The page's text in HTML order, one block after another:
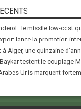
: le missile low-cost
lance la promotion
à Alger, une quinzaine
testent le couplage M-
Unis marquent